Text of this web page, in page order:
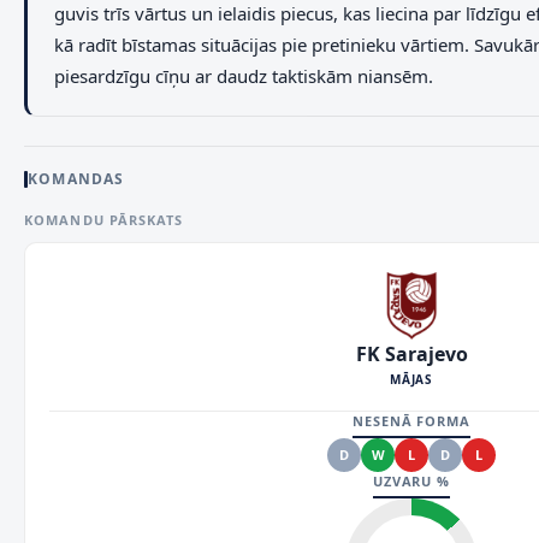
guvis trīs vārtus un ielaidis piecus, kas liecina par līdzīgu
kā radīt bīstamas situācijas pie pretinieku vārtiem.
piesardzīgu cīņu ar daudz taktiskām niansēm.
KOMANDAS
KOMANDU PĀRSKATS
FK Sarajevo
MĀJAS
NESENĀ FORMA
D
W L D
L
UZVARU %